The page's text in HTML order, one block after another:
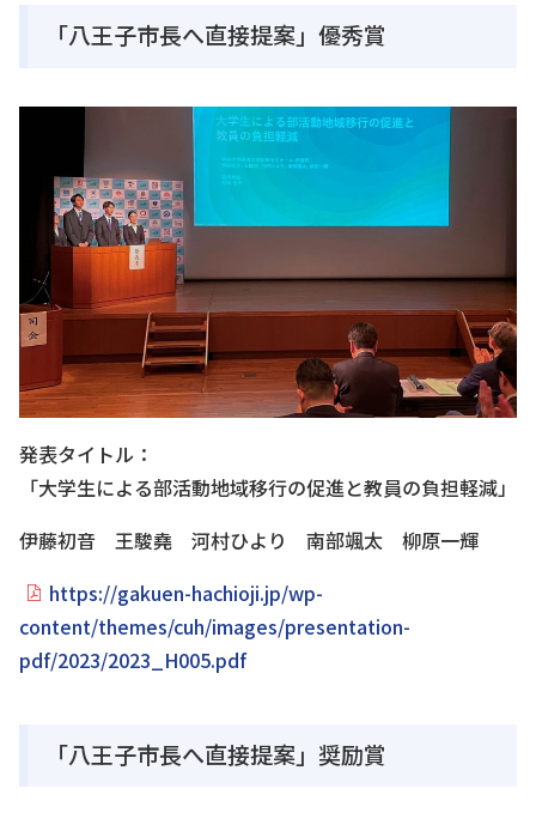
「八王子市長へ直接提案」優秀賞
発表タイトル：
「大学生による部活動地域移行の促進と教員の負担軽減」
伊藤初音 王駿堯 河村ひより 南部颯太 柳原一輝
https://gakuen-hachioji.jp/wp-
content/themes/cuh/images/presentation-
pdf/2023/2023_H005.pdf
「八王子市長へ直接提案」奨励賞